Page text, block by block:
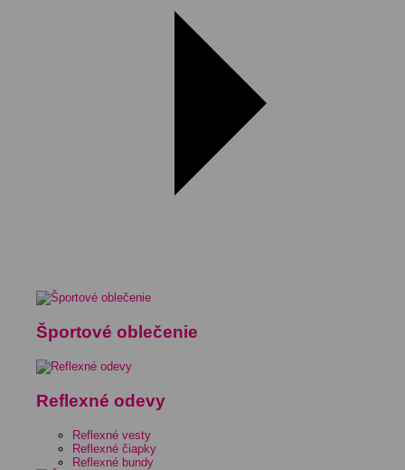
Športové oblečenie
Reflexné odevy
Reflexné vesty
Reflexné čiapky
Reflexné bundy